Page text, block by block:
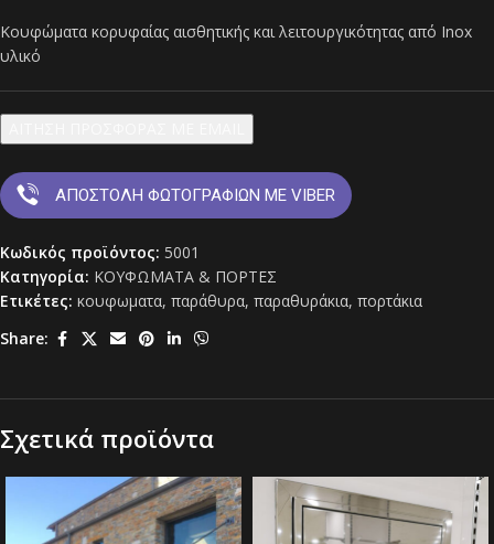
Κουφώματα κορυφαίας αισθητικής και λειτουργικότητας από Inox
υλικό
ΑΠΟΣΤΟΛΗ ΦΩΤΟΓΡΑΦΙΩΝ ΜΕ VIBER
Κωδικός προϊόντος: 5001
Κατηγορία: ΚΟΥΦΩΜΑΤΑ & ΠΟΡΤΕΣ
Ετικέτες: κουφωματα, παράθυρα, παραθυράκια, πορτάκια
Share:
Σχετικά προϊόντα